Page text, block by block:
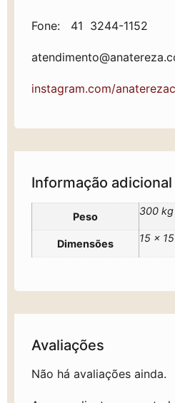
Fone: 41 3244-1152
instagram.com/
Informação adicional
Peso 300 kg
Dimensões 15 ×
Avaliações
Não há avaliações ainda.